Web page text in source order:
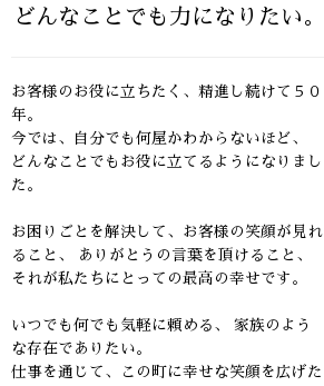
どんなことでも力になりたい。
お客様のお役に立ちたく、精進し続けて５０
年。
今では、自分でも何屋かわからないほど、
どんなことでもお役に立てるようになりまし
た。
お困りごとを解決して、お客様の笑顔が見れ
ること、
ありがとうの言葉を頂けること、
それが私たちにとっての最高の幸せです。
いつでも何でも気軽に頼める、 家族のよう
な存在でありたい。
仕事を通じて、この町に幸せな笑顔を広げた